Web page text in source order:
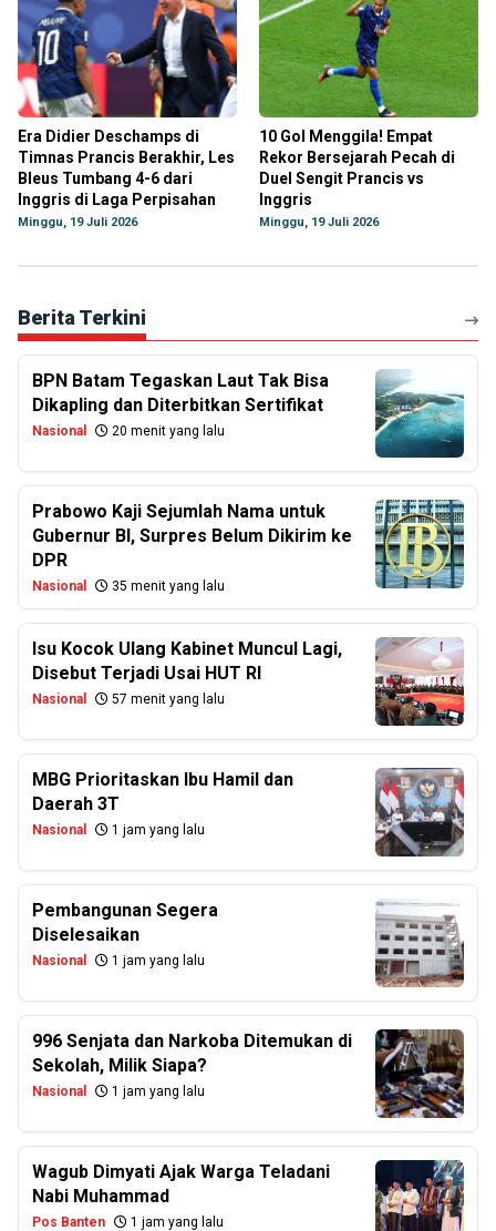
Era Didier Deschamps di
Timnas Prancis Berakhir, Les
Bleus Tumbang 4-6 dari
Inggris di Laga Perpisahan
Minggu, 19 Juli 2026
10 Gol Menggila! Empat
Rekor Bersejarah Pecah di
Duel Sengit Prancis vs
Inggris
Minggu, 19 Juli 2026
Berita Terkini
BPN Batam Tegaskan Laut Tak Bisa
Dikapling dan Diterbitkan Sertifikat
Nasional 20 menit yang lalu
Prabowo Kaji Sejumlah Nama untuk
Gubernur BI, Surpres Belum Dikirim ke
DPR
Nasional 35 menit yang lalu
Isu Kocok Ulang Kabinet Muncul Lagi,
Disebut Terjadi Usai HUT RI
Nasional 57 menit yang lalu
MBG Prioritaskan Ibu Hamil dan
Daerah 3T
Nasional 1 jam yang lalu
Pembangunan Segera
Diselesaikan
Nasional 1 jam yang lalu
996 Senjata dan Narkoba Ditemukan di
Sekolah, Milik Siapa?
Nasional 1 jam yang lalu
Wagub Dimyati Ajak Warga Teladani
Nabi Muhammad
Pos Banten 1 jam yang lalu